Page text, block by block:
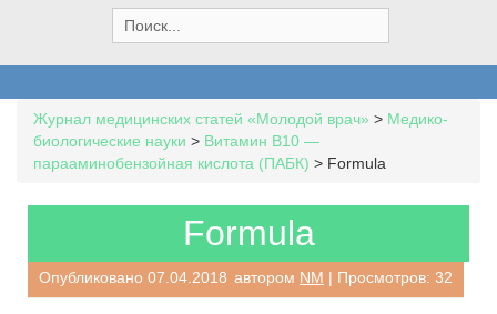
e
a
h
f
o
Журнал медицинских статей «Молодой врач» > Медико-
биологические науки > Витамин В10 —
парааминобензойная кислота (ПАБК) > Formula
Formula
Опубликовано 07.04.2018 автором NM | Просмотров: 32